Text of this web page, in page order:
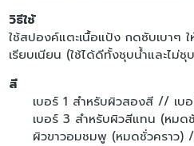
วิธีใช้
ใช้สปองค์แตะเนื้อแป้ง กดซับเบาๆ
เรียบเนียน (ใช้ได้ดีทั้งชุบน้ำและไม่ชุ
สี
เบอร์ 1 สำหรับผิวสองสี // เบ
เบอร์ 3 สำหรับผิวสีแทน (หมด
ผิวขาวอมชมพู (หมดชั่วคราว)